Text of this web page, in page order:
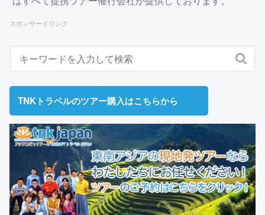
スポンサードリンク
TNKトラベルのツアー購入はこちらから